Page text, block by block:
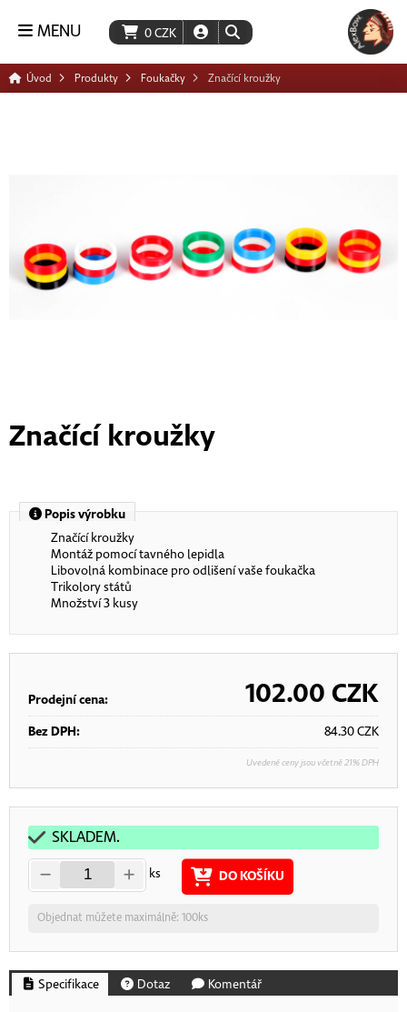
0CZK
MENU
Úvod Produkty Foukačky Značící kroužky
Značící kroužky
Popis výrobku
Značící kroužky
Montáž pomocí tavného lepidla
Libovolná kombinace pro odlišení vaše foukačka
Trikolory států
Množství 3 kusy
Prodejní cena: 102.00 CZK
Bez DPH: 84.30CZK
Uvedené ceny jsou včetně 21% DPH
SKLADEM.
ks DO KOŠÍKU
Objednat můžete maximálně: 100ks
Specifikace Dotaz Komentář